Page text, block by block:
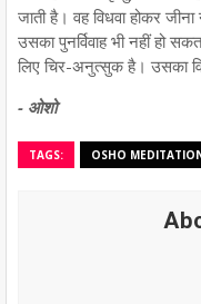
जाती है। वह विधवा होकर
उसका पुनर्विवाह भी नहीं हो
लिए चिर-अनुत्सुक है। उसका
- ओशो
TAGS: OSHO